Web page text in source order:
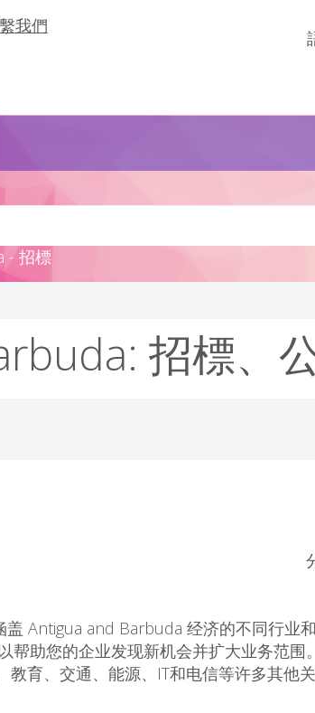
我們
- 招標
招標、
Antigua and Barbuda 经济的不同行业
助您的企业发现新机会并扩大业务范围。
育、交通、能源、IT和电信等许多其他